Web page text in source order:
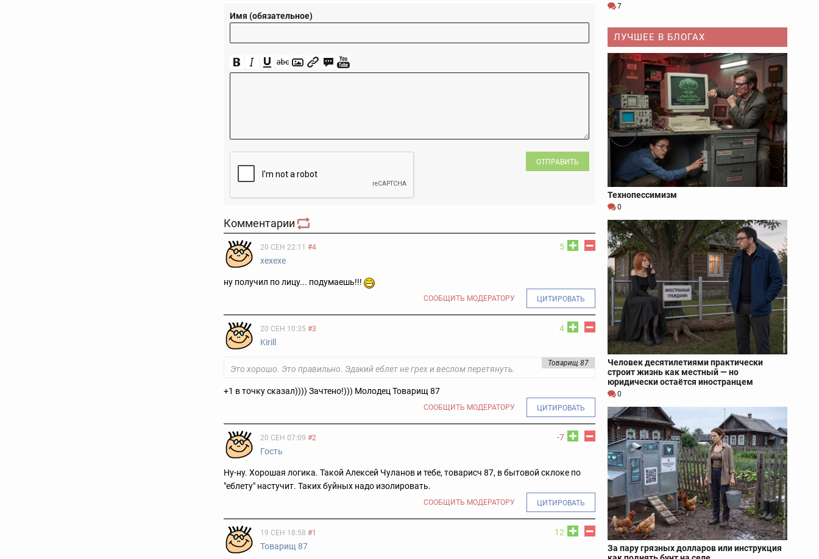
Имя (обязательное)
ОТПРАВИТЬ
Комментарии
5
20 СЕН 22:11 #4
хехехе
ну получил по лицу... подумаешь!!!
СООБЩИТЬ МОДЕРАТОРУ ЦИТИРОВАТЬ
4
20 СЕН 10:35 #3
Kirill
Товарищ 87
Это хорошо. Это правильно. Эдакий еблет не грех и веслом перетянуть.
+1 в точку сказал)))) Зачтено!))) Молодец Товарищ 87
СООБЩИТЬ МОДЕРАТОРУ ЦИТИРОВАТЬ
-7
20 СЕН 07:09 #2
Гость
Ну-ну. Хорошая логика. Такой Алексей Чуланов и тебе, товарисч 87, в бытовой склоке по
"еблету" настучит. Таких буйных надо изолировать.
СООБЩИТЬ МОДЕРАТОРУ ЦИТИРОВАТЬ
12
19 СЕН 18:58 #1
Товарищ 87
7
ЛУЧШЕЕ В БЛОГАХ
Технопессимизм
0
Человек десятилетиями практически
строит жизнь как местный — но
юридически остаётся иностранцем
0
За пару грязных долларов или инструкция